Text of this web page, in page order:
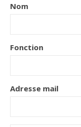
Nom
Fonction
Adresse mail